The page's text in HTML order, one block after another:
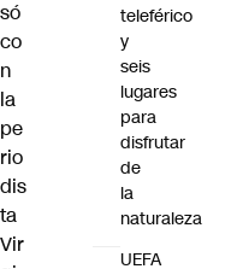
só
co
n
la
pe
rio
dis
ta
Vir
teleférico
y
seis
lugares
para
disfrutar
de
la
naturaleza
UEFA